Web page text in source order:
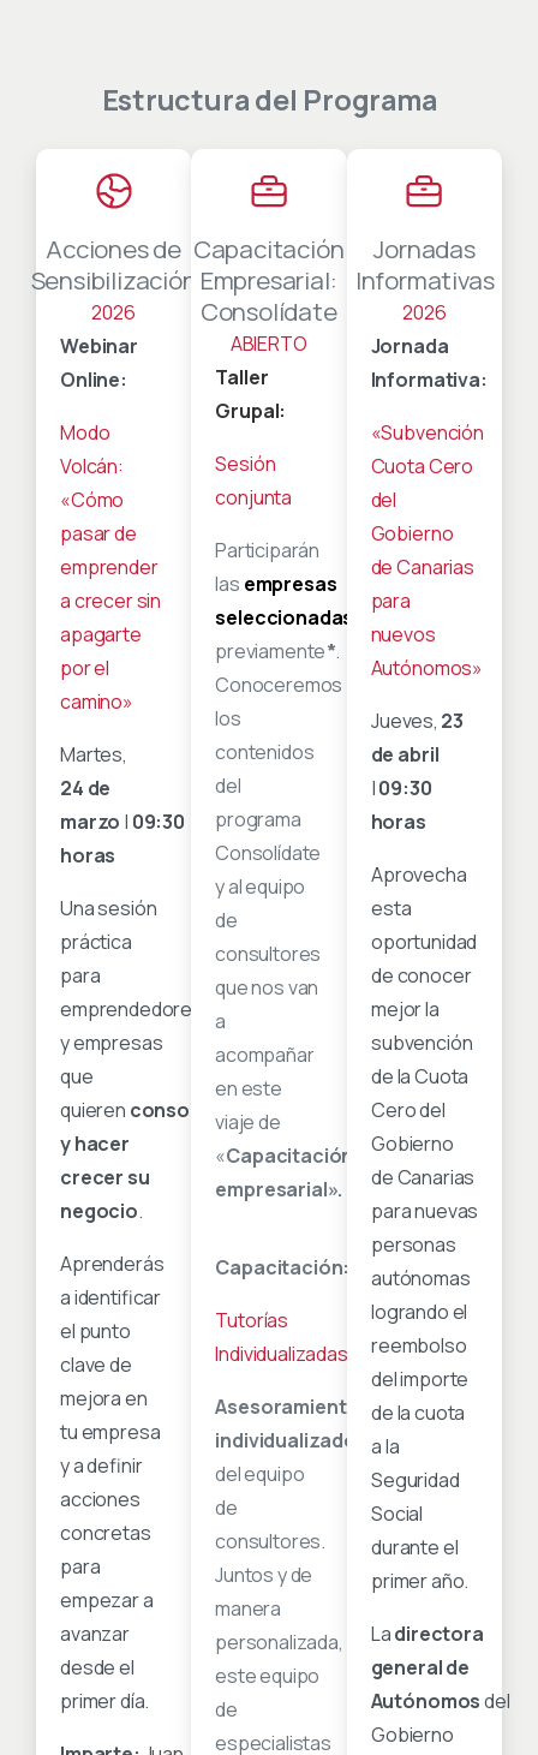
Estructuradel Programa
Acciones de
Sensibilización
2026
Webinar
Online:
Modo
Volcán:
«Cómo
pasar de
emprender
a crecer sin
apagarte
por el
camino»
Martes,
24 de
marzo | 09:30
horas
Una sesión
práctica
para
emprendedores
y empresas
que
quieren consolidar
y hacer
crecer su
negocio.
Aprenderás
a identificar
el punto
clave de
mejora en
tu empresa
y a definir
acciones
concretas
para
empezar a
avanzar
desde el
primer día.
Capacitación
Empresarial:
Consolídate
ABIERTO
Taller
Grupal:
Sesión
conjunta
Participarán
las empresas
seleccionadas
previamente*.
Conoceremos
los
contenidos
del
programa
Consolídate
y al equipo
de
consultores
que nos van
a
acompañar
en este
viaje de
«Capacitación
empresarial».
Capacitación:
Tutorías
Individualizadas
Asesoramiento
individualizado
del equipo
de
consultores.
Juntos y de
manera
personalizada,
este equipo
de
especialistas
Jornadas
Informativas
2026
Jornada
Informativa:
«Subvención
Cuota Cero
del
Gobierno
de Canarias
para
nuevos
Autónomos»
Jueves, 23
de abril
|09:30
horas
Aprovecha
esta
oportunidad
de conocer
mejor la
subvención
de la Cuota
Cero del
Gobierno
de Canarias
para nuevas
personas
autónomas
logrando el
reembolso
del importe
de la cuota
a la
Seguridad
Social
durante el
primer año.
Ladirectora
general de
Autónomosdel
Gobierno